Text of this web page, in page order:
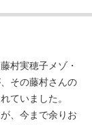
村実穂子メゾ・
その藤村さんの
ていました。
、今まで余りお